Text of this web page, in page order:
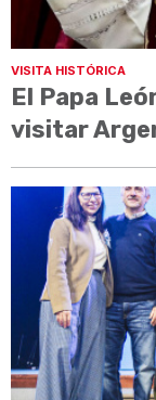
VISITA HISTÓRICA
El Papa
visitar